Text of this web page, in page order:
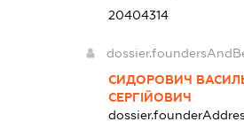
20404314
СИДОРОВИЧ
СЕРГІЙОВИЧ